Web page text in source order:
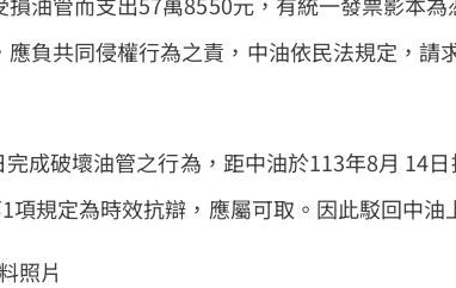
負共同侵權行為之責，中油依民法規定，請
成破壞油管之行為，距中油於113年8月 14
規定為時效抗辯，應屬可取。因此駁回中油
照片